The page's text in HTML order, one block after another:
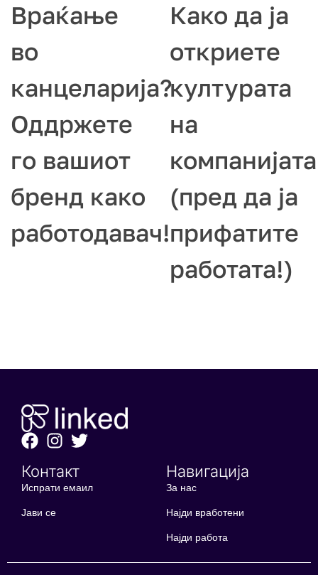
Враќање
во
канцеларија?
Оддржете
го вашиот
бренд како
работодавач!
Како да ја
откриете
културата
на
компанијата
(пред да ја
прифатите
работата!)
Контакт
Испрати емаил
Јави се
Навигација
За нас
Најди вработени
Најди работа